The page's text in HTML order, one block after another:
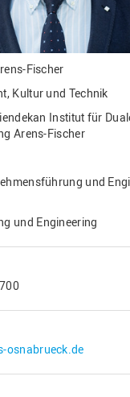
Fischer
Kultur und Technik
Institut für
Arens-Fischer
und
und Engineering
osnabrueck.de